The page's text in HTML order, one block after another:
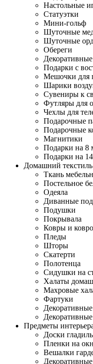
Настольные
Статуэтки
Мини-гольф
Шуточные
Шуточные
Обереги
Подарки с
Мешочки для
Шарики
Сувениры к
Футляры для
Чехлы для
Подарочные
Подарочные
Магнитики
Подарки на 8
Подарки на
Домашний текстиль
Ткань
Постельное
Одеяла
Диванные
Подушки
Покрывала
Ковры и
Пледы
Шторы
Скатерти
Полотенца
Сидушки на
Халаты
Махровые
Фартуки
Предметы
Доски
Пленки на
Вешалки